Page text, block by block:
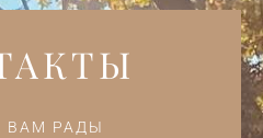
ВАМ РАДЫ